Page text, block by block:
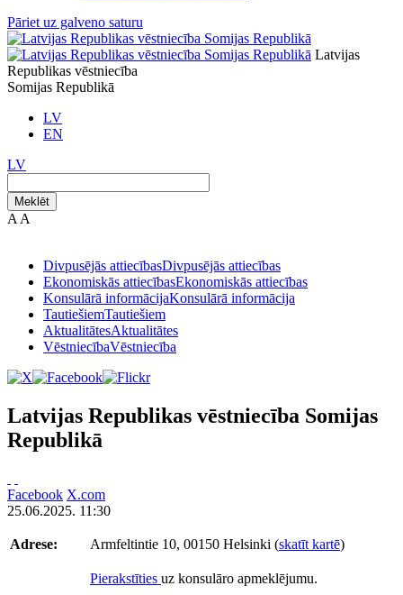
Pāriet uz galveno saturu
Latvijas
Republikas vēstniecība
Somijas Republikā
LV
EN
LV
Meklēt
A A
Divpusējās attiecībasDivpusējās attiecības
Ekonomiskās attiecībasEkonomiskās attiecības
Konsulārā informācijaKonsulārā informācija
TautiešiemTautiešiem
AktualitātesAktualitātes
VēstniecībaVēstniecība
Latvijas Republikas vēstniecība Somijas
Republikā
Facebook X.com
25.06.2025. 11:30
Adrese: Armfeltintie 10, 00150 Helsinki (skatīt kartē)
Pierakstīties uz konsulāro apmeklējumu.